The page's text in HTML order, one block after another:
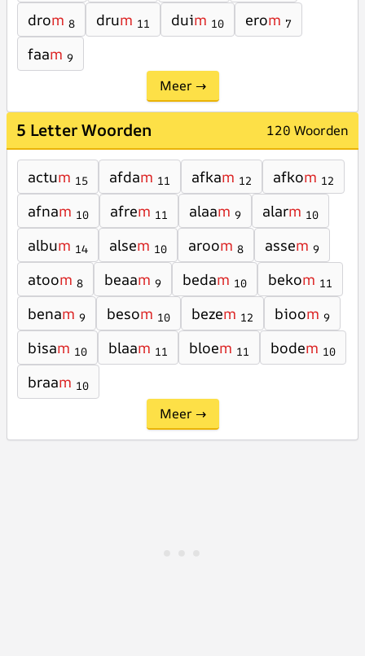
drom 8 drum 11 duim 10 erom 7
faam 9
Meer →
5 Letter Woorden 120 Woorden
actum 15 afdam 11 afkam 12 afkom 12
afnam 10 afrem 11 alaam 9 alarm 10
album 14 alsem 10 aroom 8 assem 9
atoom 8 beaam 9 bedam 10 bekom 11
benam 9 besom 10 bezem 12 bioom 9
bisam 10 blaam 11 bloem 11 bodem 10
braam 10
Meer →